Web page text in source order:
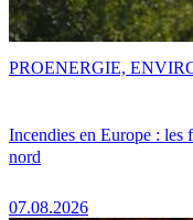
Incendies en Europe : les
nord
07.08.2026
PROENERGIE,